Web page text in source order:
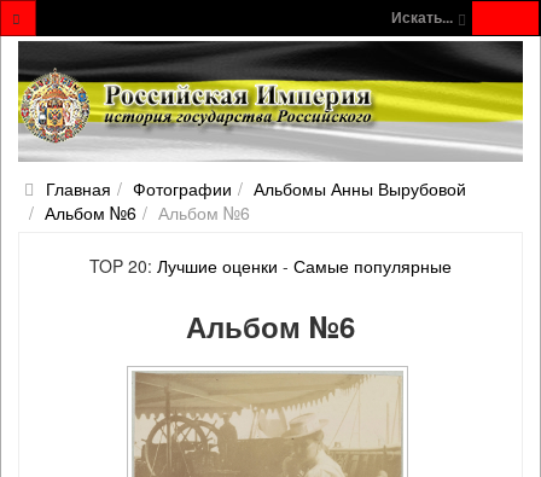
Искать...
Главная Фотографии
Альбомы Анны Вырубовой
Альбом №6
Альбом №6
TOP 20: Лучшие оценки - Самые популярные
Альбом №6